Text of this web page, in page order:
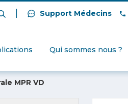
Support Médecins
Qui sommes nous ?
MPR VD